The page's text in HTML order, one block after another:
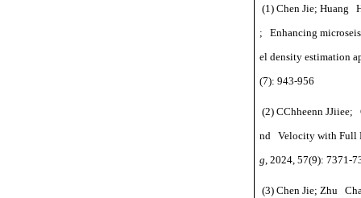
(1) Chen Jie; Huang
; Enhancing
el density estimation
(7): 943-956
(2) CChheenn JJiiee;
nd Velocity with Full
g, 2024, 57(9): 7371-
(3) Chen Jie; Zhu